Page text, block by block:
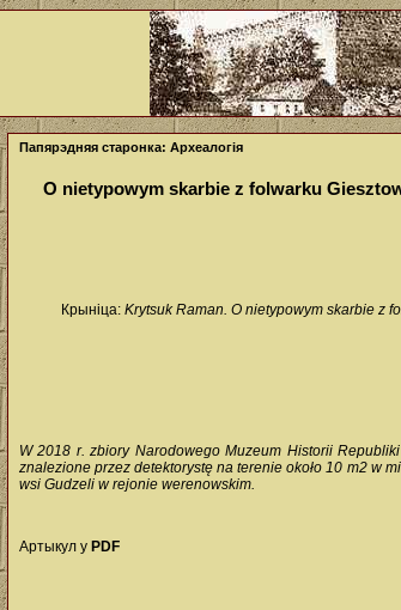
Папярэдняя старонка: Археалогія
O nietypowym skarbie z folwarku
Крыніца: Krytsuk Raman. O nietypowym skarbie z
W 2018 r. zbiory Narodowego Muzeum Historii
znalezione przez detektorystę na terenie około 10 m2 w
wsi Gudzeli w rejonie werenowskim.
Артыкул у PDF